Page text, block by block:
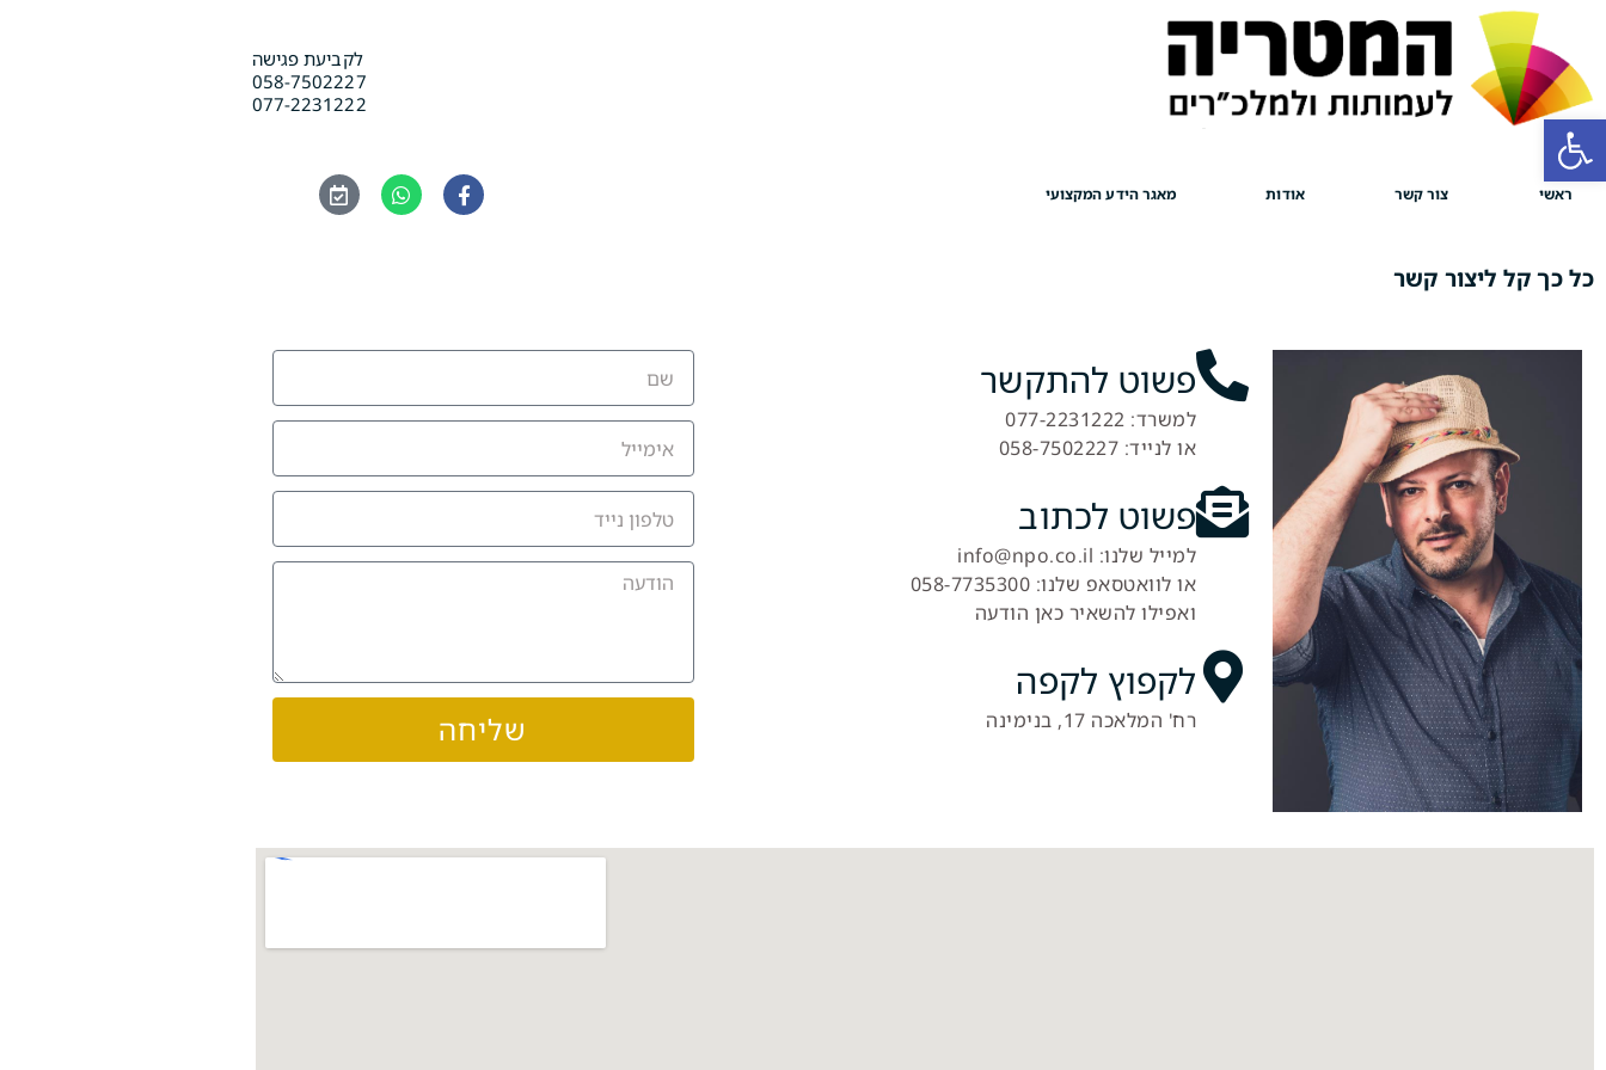
פתח סרגל נגישות
לקביעת פגישה
058-7502227
077-2231222
ראשי צור קשר אודות מאגר הידע המקצועי
כל כך קל ליצור קשר
פשוט להתקשר
למשרד: 077-2231222
או לנייד: 058-7502227
פשוט לכתוב
למייל שלנו: info@npo.co.il
או לוואטסאפ שלנו: 058-7735300
ואפילו להשאיר כאן הודעה
לקפוץ לקפה
רח' המלאכה 17, בנימינה שליחה